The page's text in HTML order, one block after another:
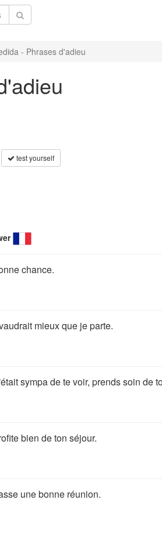
- Phrases d'adieu
test yourself
chance.
mieux que je parte.
sympa de te voir, prends soin de
bien de ton séjour.
une bonne réunion.